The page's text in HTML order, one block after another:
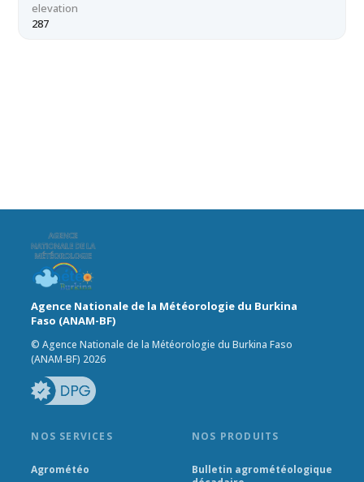
elevation
287
Agence Nationale de la Météorologie du Burkina
Faso (ANAM-BF)
© Agence Nationale de la Météorologie du Burkina Faso
(ANAM-BF) 2026
NOS SERVICES
Agrométéo
NOS PRODUITS
Bulletin agrométéologique